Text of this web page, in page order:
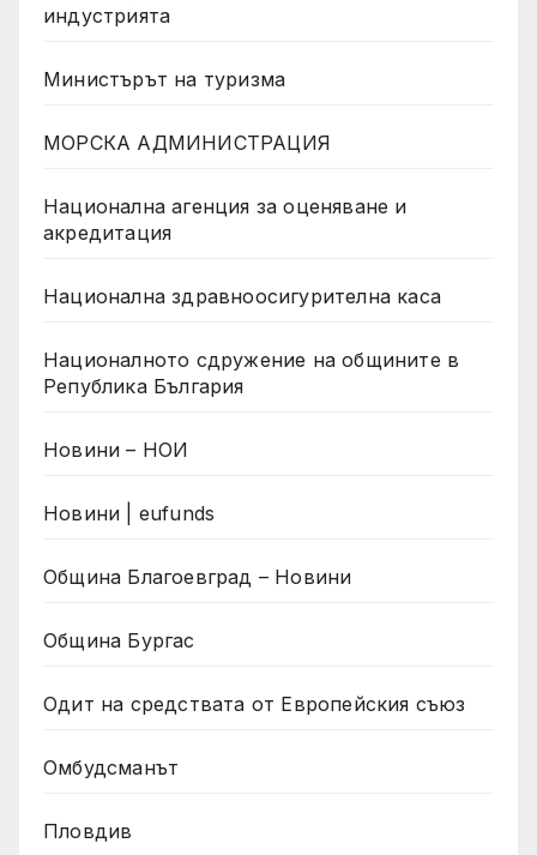
индустрията
Министърът на туризма
МОРСКА АДМИНИСТРАЦИЯ
Национална агенция за оценяване и
акредитация
Национална здравноосигурителна каса
Националното сдружение на общините в
Република България
Новини – НОИ
Новини | eufunds
Община Благоевград – Новини
Община Бургас
Одит на средствата от Европейския съюз
Омбудсманът
Пловдив